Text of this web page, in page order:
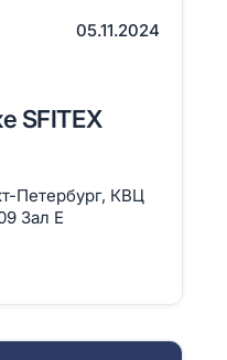
05.11.2024
SFITEX
Петербург, КВЦ
Зал E